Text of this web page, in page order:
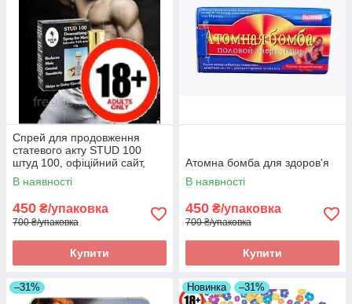
Спрей для продовження
статевого акту STUD 100
штуд 100, офіційний сайт,
оригінал
В наявності
450 ₴/упаковка
700 ₴/упаковка
Купити
Атомна бомба для здоров'я
В наявності
450 ₴/упаковка
700 ₴/упаковка
Купити
–31% Новинка –31%